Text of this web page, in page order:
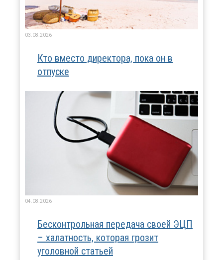
03.08.2026
Кто вместо директора, пока он в
отпуске
04.08.2026
Бесконтрольная передача своей ЭЦП
– халатность, которая грозит
уголовной статьей